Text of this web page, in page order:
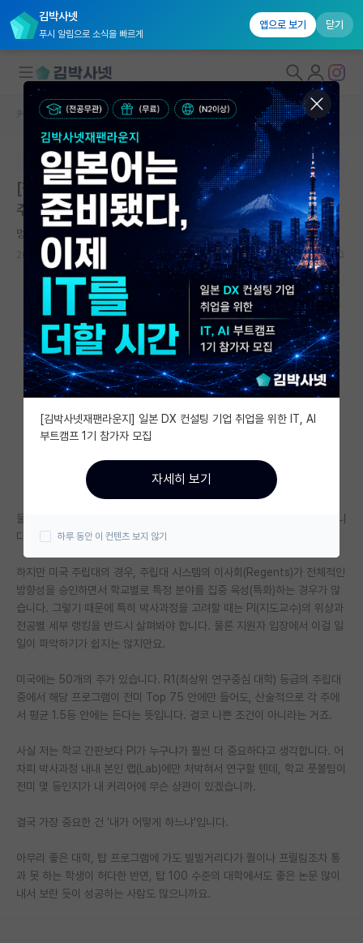
김박사넷
푸시 알림으로 소식을 빠르게
앱으로 보기 닫기
대학원생 모집
국내대학원 정보
연구실&오픈랩
커뮤니티
커뮤니티 홈
전체글보기
베스트 게시판
IF 명예의전당
자유 게시판(아무개랩)
미국 유학 게시판
미국 대학원 합격 후기 게시판
대학원생 모집 게시판
연구실(PI) 홍보 게시판
석박사 채용 정보 게시판
임용 정보 게시판
취업 게시판
임용 후기 게시판
PI 전용 게시판
인문사회 계열 게시판
특수/전문대학원 게시판
반도체/AI 게시판
장학금/장학생 게시판
커뮤니티 홈 미국 유학 게시판
본문이 수정되지 않는 박제글입니다.
[잡담] 대학 풋볼팀 랭킹이 내 논문 써주나요? (현실적인
주립대 박사 조언)
멍때리는 정약용
2026.06.10 30 7577
물론 학교 자체의 전체 랭킹(네임밸류)이 높으면 좋다는 건 부인할 수 없습니
다.
하지만 미국 주립대의 경우, 주립대 시스템의 이사회(Regents)가 전체적인
방향성을 승인하면서 학교별로 특정 분야를 집중 육성(특화)하는 경우가 많
습니다. 그렇기 때문에 특히 박사과정을 고려할 때는 PI(지도교수)의 위상과
전공별 세부 랭킹을 반드시 살펴봐야 합니다. 물론 지원자 입장에서 이걸 일
일이 파악하기가 쉽지는 않지만요.
미국에는 50개의 주가 있습니다. R1(최상위 연구중심 대학) 등급의 주립대
중에서 해당 프로그램이 전미 Top 75 안에만 들어도, 산술적으로 각 주에
서 평균 1.5등 안에는 든다는 뜻입니다. 결코 나쁜 조건이 아니라는 거죠.
사실 저는 학교 간판보다 PI가 누구냐가 훨씬 더 중요하다고 생각합니다. 어
차피 박사과정 내내 본인 랩(Lab)에만 처박혀서 연구할 텐데, 학교 풋볼팀이
전미 몇 등인지가 내 커리어에 무슨 상관이 있겠습니까.
결국 가장 중요한 건 '내가 어떻게 하느냐'입니다.
아무리 좋은 대학, 탑 프로그램에 가도 빌빌거리다가 퀄이나 프릴림조차 통
과 못 하는 학생이 허다한 반면, 탑 100 수준의 대학에서도 좋은 논문 많이
내서 보란 듯이 성공하는 사람도 많으니까요.
[김박사넷재팬라운지] 일본 DX 컨설팅 기업 취업을 위한 IT, AI
부트캠프 1기 참가자 모집
자세히 보기
하루 동안 이 컨텐츠 보지 않기